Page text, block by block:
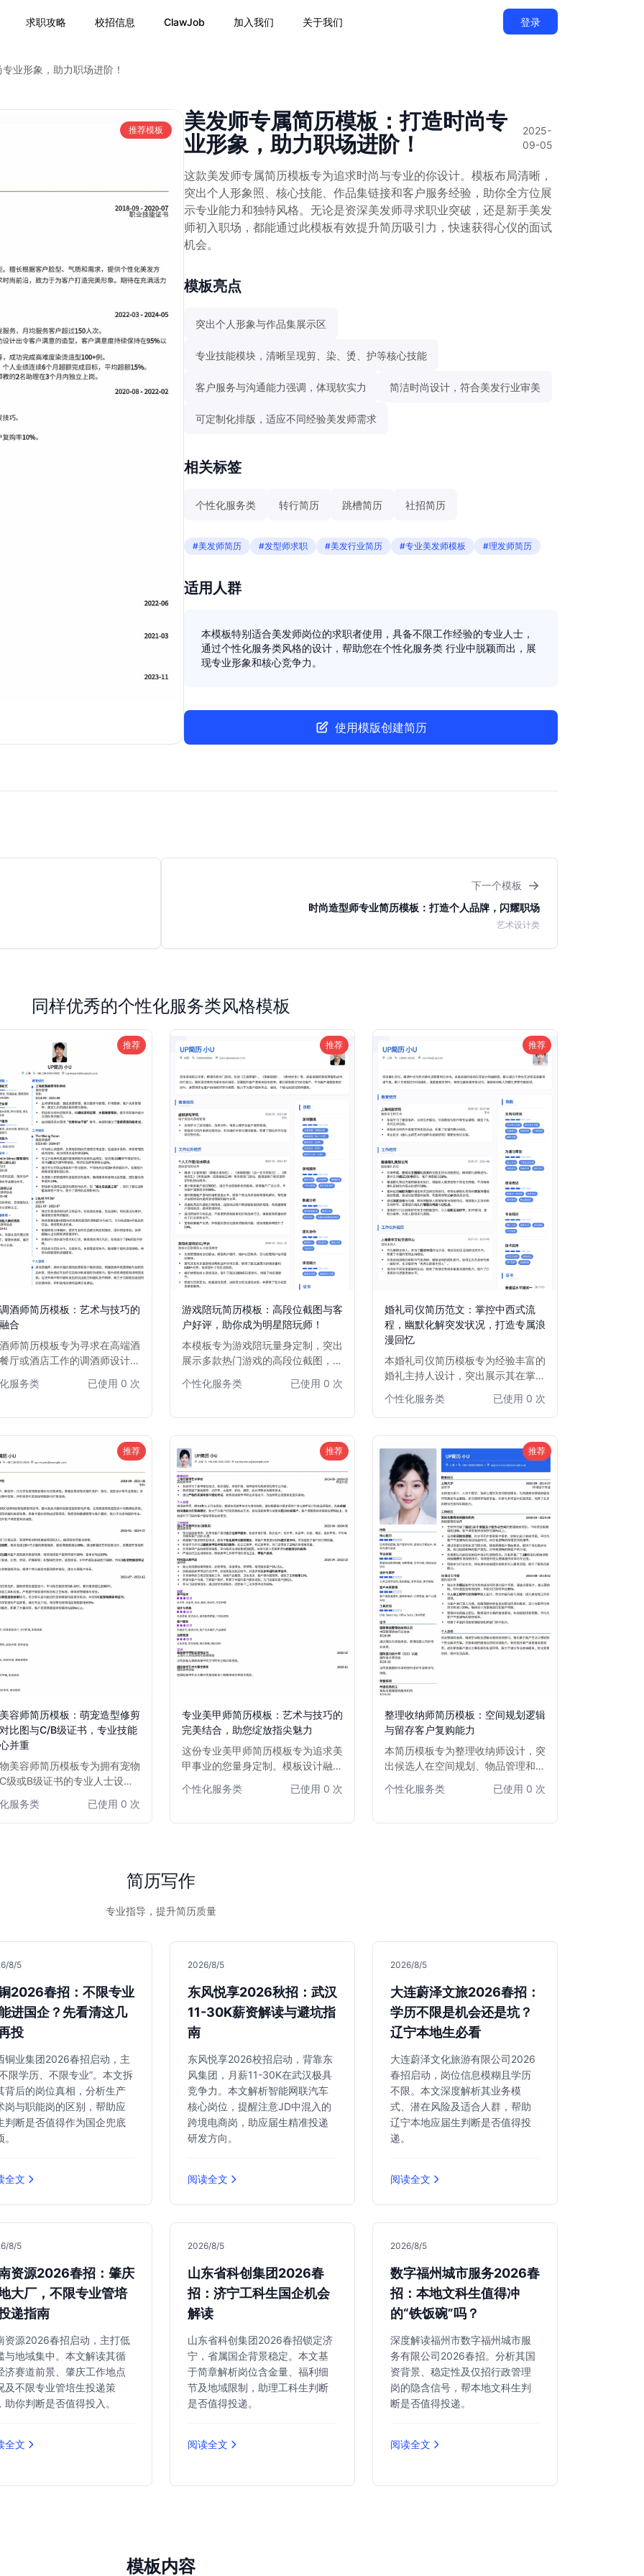
求职攻略 校招信息 ClawJob 加入我们 关于我们 登录
业形象，助力职场进阶！
推荐模板
美发师专属简历模板：打造时尚专
业形象，助力职场进阶！
2025-
09-05
这款美发师专属简历模板专为追求时尚与专业的你设计。模板布局清晰，
突出个人形象照、核心技能、作品集链接和客户服务经验，助你全方位展
示专业能力和独特风格。无论是资深美发师寻求职业突破，还是新手美发
师初入职场，都能通过此模板有效提升简历吸引力，快速获得心仪的面试
机会。
模板亮点
突出个人形象与作品集展示区
专业技能模块，清晰呈现剪、染、烫、护等核心技能
客户服务与沟通能力强调，体现软实力 简洁时尚设计，符合美发行业审美
可定制化排版，适应不同经验美发师需求
相关标签
个性化服务类 转行简历 跳槽简历 社招简历
#美发师简历 #发型师求职 #美发行业简历 #专业美发师模板 #理发师简历
适用人群
本模板特别适合美发师岗位的求职者使用，具备不限工作经验的专业人士，
通过个性化服务类风格的设计，帮助您在个性化服务类 行业中脱颖而出，展
现专业形象和核心竞争力。
使用模版创建简历
下一个模板 →
时尚造型师专业简历模板：打造个人品牌，闪耀职场
艺术设计类
同样优秀的个性化服务类风格模板
推荐
酒师简历模板：艺术与技巧的
合
师简历模板专为寻求在高端酒
厅或酒店工作的调酒师设计。
力和创意调酒经验，帮助您在
术家的独特魅力。
服务类 已使用 0 次
推荐
游戏陪玩简历模板：高段位截图与客
户好评，助你成为明星陪玩师！
本模板专为游戏陪玩量身定制，突出
展示多款热门游戏的高段位截图，并
您的游戏实力和良好服务口碑。助您
板青睐！
个性化服务类 已使用 0 次
推荐
婚礼司仪简历范文：掌控中西式流
程，幽默化解突发状况，打造专属浪
漫回忆
本婚礼司仪简历模板专为经验丰富的
婚礼主持人设计，突出展示其在掌控
以及面对突发冷场情况的幽默化解技
巧。模板结构清晰，重点突出沟通能
力、应变能力和现场把控力，助力求
职者获得理想的婚礼司仪职位。
个性化服务类 已使用 0 次
推荐
容师简历模板：萌宠造型修剪
比图与C/B级证书，专业技能
并重
美容师简历模板专为拥有宠物
级或B级证书的专业人士设
，直观体现美容师的精湛技艺
。强调对宠物的爱心和耐心，
服务类 已使用 0 次
推荐
专业美甲师简历模板：艺术与技巧的
完美结合，助您绽放指尖魅力
这份专业美甲师简历模板专为追求美
甲事业的您量身定制。模板设计融入
户服务经验和作品集展示。无论是资
通过此模板清晰呈现您的专业素养和
个性化服务类 已使用 0 次
推荐
整理收纳师简历模板：空间规划逻辑
与留存客户复购能力
本简历模板专为整理收纳师设计，突
出候选人在空间规划、物品管理和客
晰的模块划分和成果导向的描述，有
客户生活品质，并具备留存客户、促
个性化服务类 已使用 0 次
简历写作
专业指导，提升简历质量
8/5
2026春招：不限专业
进国企？先看清这几
投
铜业集团2026春招启动，主
限学历、不限专业”。本文拆
背后的岗位真相，分析生产
岗与职能岗的区别，帮助应
判断是否值得作为国企兜底
全文
2026/8/5
东风悦享2026秋招：武汉
11-30K薪资解读与避坑指
南
东风悦享2026校招启动，背靠东
风集团，月薪11-30K在武汉极具
竞争力。本文解析智能网联汽车
核心岗位，提醒注意JD中混入的
跨境电商岗，助应届生精准投递
研发方向。
阅读全文
2026/8/5
大连蔚泽文旅2026春招：
学历不限是机会还是坑？
辽宁本地生必看
大连蔚泽文化旅游有限公司2026
春招启动，岗位信息模糊且学历
不限。本文深度解析其业务模
式、潜在风险及适合人群，帮助
辽宁本地应届生判断是否值得投
递。
阅读全文
8/5
资源2026春招：肇庆
大厂，不限专业管培
递指南
资源2026春招启动，主打低
与地域集中。本文解读其循
济赛道前景、肇庆工作地点
及不限专业管培生投递策
助你判断是否值得投入。
全文
2026/8/5
山东省科创集团2026春
招：济宁工科生国企机会
解读
山东省科创集团2026春招锁定济
宁，省属国企背景稳定。本文基
于简章解析岗位含金量、福利细
节及地域限制，助理工科生判断
是否值得投递。
阅读全文
2026/8/5
数字福州城市服务2026春
招：本地文科生值得冲
的“铁饭碗”吗？
深度解读福州市数字福州城市服
务有限公司2026春招。分析其国
资背景、稳定性及仅招行政管理
岗的隐含信号，帮本地文科生判
断是否值得投递。
阅读全文
模板内容